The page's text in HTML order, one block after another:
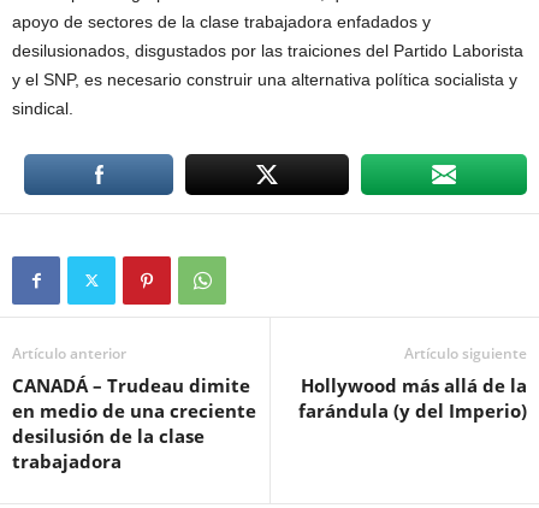
apoyo de sectores de la clase trabajadora enfadados y
desilusionados, disgustados por las traiciones del Partido Laborista
y el SNP, es necesario construir una alternativa política socialista y
sindical.
Artículo anterior
CANADÁ – Trudeau dimite
en medio de una creciente
desilusión de la clase
trabajadora
Artículo siguiente
Hollywood más allá de la
farándula (y del Imperio)